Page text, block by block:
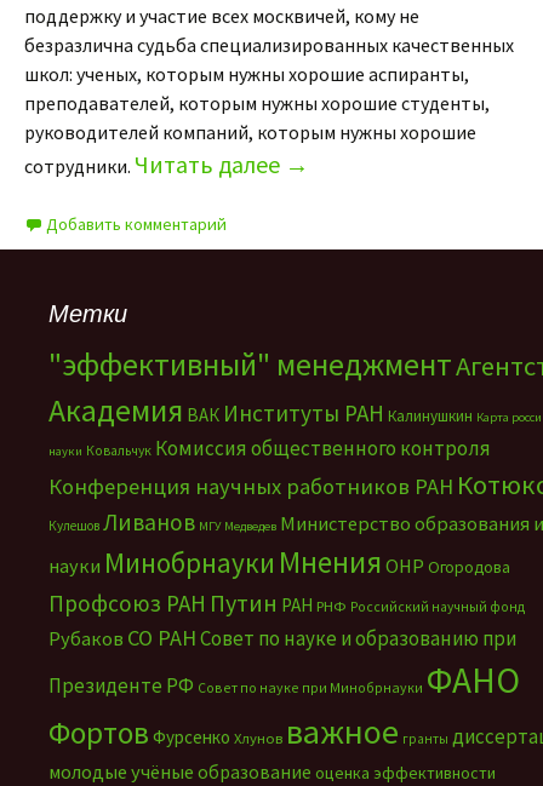
поддержку и участие всех москвичей, кому не
безразлична судьба специализированных качественных
школ: ученых, которым нужны хорошие аспиранты,
преподавателей, которым нужны хорошие студенты,
руководителей компаний, которым нужны хорошие
сотрудники. Читать далее →
Добавить комментарий
Метки
"эффективный" менеджмент
Академия ВАК Институты РАН Калинушкин Карта
науки Ковальчук Комиссия общественного контроля
Конференция научных работников РАН
Кулешов Ливанов МГУ Медведев Министерство образования и
науки Минобрнауки Мнения ОНР Огородова
Профсоюз РАН Путин РАН РНФ Российский научный фонд
Рубаков СО РАНСовет по науке и образованию при
Президенте РФ Совет по науке при Минобрнауки ФАНО
Фортов Фурсенко Хлунов важное гранты
молодые учёные образование оценка эффективности